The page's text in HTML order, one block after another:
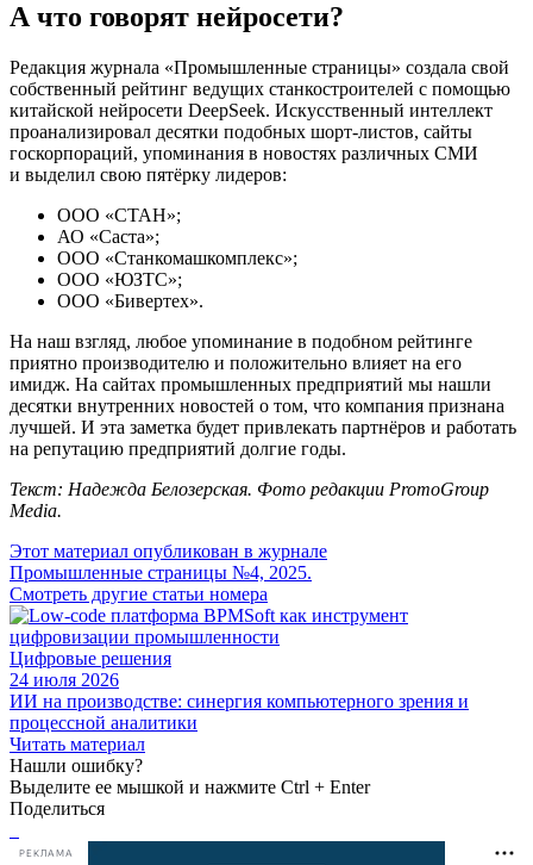
А что говорят нейросети?
Редакция журнала «Промышленные страницы» создала свой
собственный рейтинг ведущих станкостроителей с помощью
китайской нейросети DeepSeek. Искусственный интеллект
проанализировал десятки подобных шорт-листов, сайты
госкорпораций, упоминания в новостях различных СМИ
и выделил свою пятёрку лидеров:
ООО «СТАН»;
АО «Саста»;
ООО «Станкомашкомплекс»;
ООО «ЮЗТС»;
ООО «Бивертех».
На наш взгляд, любое упоминание в подобном рейтинге
приятно производителю и положительно влияет на его
имидж. На сайтах промышленных предприятий мы нашли
десятки внутренних новостей о том, что компания признана
лучшей. И эта заметка будет привлекать партнёров и работать
на репутацию предприятий долгие годы.
Текст: Надежда Белозерская. Фото редакции PromoGroup
Media.
Этот материал опубликован в журнале
Промышленные страницы №4, 2025.
Смотреть другие статьи номера
Цифровые решения
24 июля 2026
ИИ на производстве: синергия компьютерного зрения и
процессной аналитики
Читать материал
Нашли ошибку?
Выделите ее мышкой и нажмите Ctrl + Enter
Поделиться
РЕКЛАМА